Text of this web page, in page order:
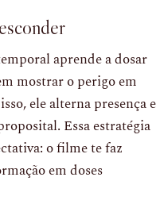
aprende a dosar
mostrar o perigo em
ele alterna presença e
Essa estratégia
o filme te faz
em doses